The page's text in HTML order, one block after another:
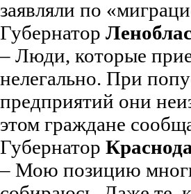
заявляли по
Губернатор
– Люди, которые
нелегально. При
предприятий они
этом граждане
Губернатор
– Мою позицию